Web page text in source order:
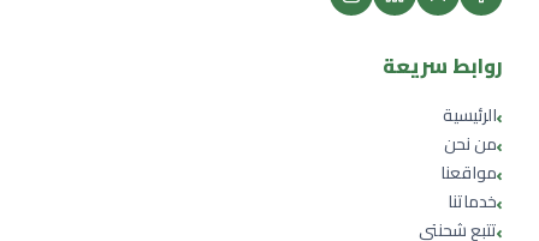
روابط سريعة
الرئيسية
من نحن
مواقعنا
خدماتنا
تتبع شحنتي